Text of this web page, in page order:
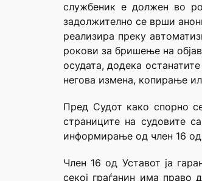
службеник е должен во
задолжително се врши
реализира преку
рокови за бришење на
осудата, додека
негова измена, копирање
Пред Судот како спорно
страниците на судовите
информирање од член 16 од
Член 16 од Уставот ја
секој граѓанин има право